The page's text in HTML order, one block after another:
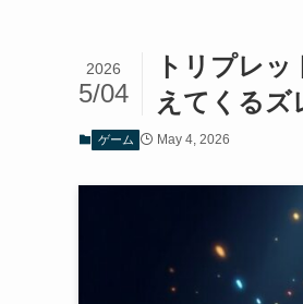
トリプレ
えてくるズ
2026
5/04
ゲーム May 4, 2026